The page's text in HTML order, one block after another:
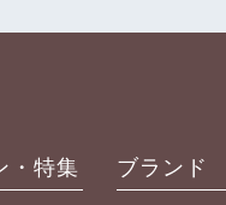
・特集 ブランド